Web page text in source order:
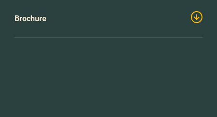
Brochure